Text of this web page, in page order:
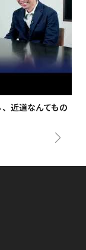
近道なんてもの